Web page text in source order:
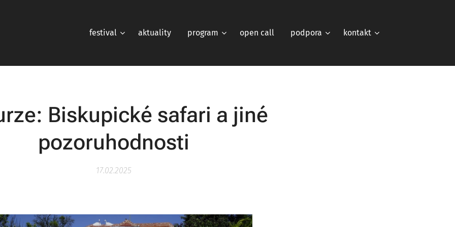
festival aktuality program open call podpora kontakt
Biskupické safari a jiné
pozoruhodnosti
17.02.2025